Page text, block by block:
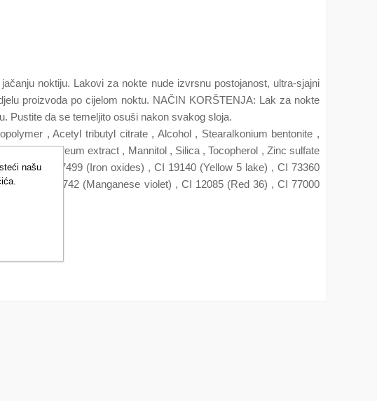
noktiju. Lakovi za nokte nude izvrsnu postojanost, ultra-sjajni
proizvoda po cijelom noktu. NAČIN KORŠTENJA: Lak za nokte
Pustite da se temeljito osuši nakon svakog sloja.
, Acetyl tributyl citrate , Alcohol , Stearalkonium bentonite ,
calcareum extract , Mannitol , Silica , Tocopherol , Zinc sulfate
, CI 77499 (Iron oxides) , CI 19140 (Yellow 5 lake) , CI 73360
, CI 77742 (Manganese violet) , CI 12085 (Red 36) , CI 77000
našu